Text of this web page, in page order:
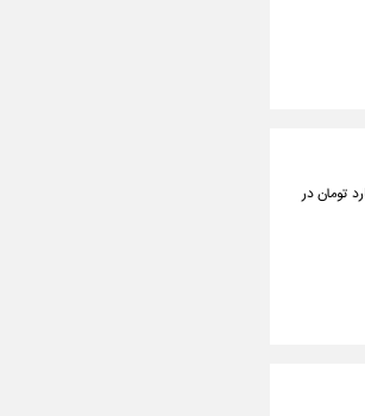
در این ماه ۱۲ میلیون و ۷۷۸ هزار و ۷۶ تن انواع کالا به ارزش ۲۰۲ هزار و ۹۲۳ میلیارد تومان در